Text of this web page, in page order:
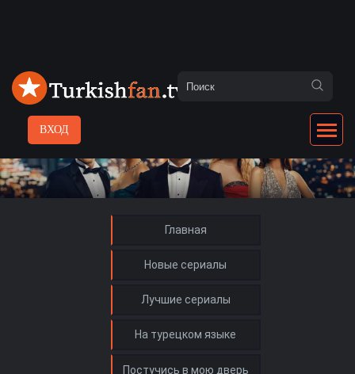
ВХОД
Главная
Новые сериалы
Лучшие сериалы
На турецком языке